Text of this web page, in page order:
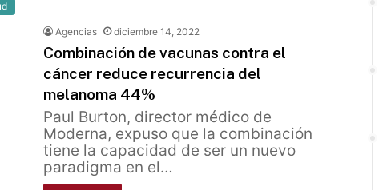
Agencias diciembre 14, 2022
Combinación de vacunas contra el
cáncer reduce recurrencia del
melanoma 44%
Paul Burton, director médico de
Moderna, expuso que la combinación
tiene la capacidad de ser un nuevo
paradigma en el…